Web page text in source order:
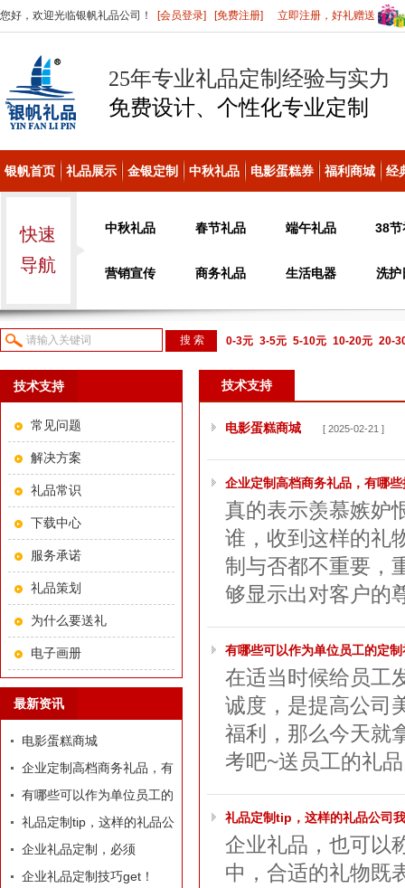
您好，欢迎光临银帆礼品公司！ [会员登录] [免费注册] 立即注册，好礼赠送
25年专业礼品定制经验与实力
免费设计、个性化专业定制
银帆首页 礼品展示 金银定制 中秋礼品 电影蛋糕券 福利商城 经
快速
导航
中秋礼品 春节礼品 端午礼品 38节
营销宣传 商务礼品 生活电器 洗护
0-3元 3-5元 5-10元 10-20元 20-
议或电话咨询
技术支持
常见问题
解决方案
礼品常识
下载中心
服务承诺
礼品策划
为什么要送礼
电子画册
最新资讯
电影蛋糕商城
企业定制高档商务礼品，有
哪些推荐？
有哪些可以作为单位员工的
定制礼品？
礼品定制tip，这样的礼品公
司我才爱！
企业礼品定制，必须
有“里”、有“面”
企业礼品定制技巧get！
技术支持
电影蛋糕商城 [ 2025-02-21 ]
企业定制高档商务礼品，有哪
真的表示羡慕嫉妒
谁，收到这样的礼
制与否都不重要，
够显示出对客户的
有哪些可以作为单位员工的定
在适当时候给员工
诚度，是提高公司
福利，那么今天就
考吧~送员工的礼
礼品定制tip，这样的礼品公司
企业礼品，也可以
中，合适的礼物既